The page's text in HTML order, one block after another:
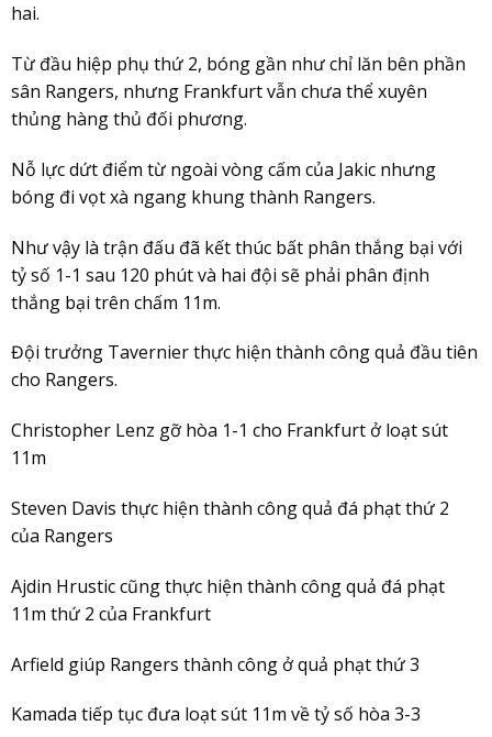
hai.
Từ đầu hiệp phụ thứ 2, bóng gần như chỉ lăn bên phần
sân Rangers, nhưng Frankfurt vẫn chưa thể xuyên
thủng hàng thủ đối phương.
Nỗ lực dứt điểm từ ngoài vòng cấm của Jakic nhưng
bóng đi vọt xà ngang khung thành Rangers.
Như vậy là trận đấu đã kết thúc bất phân thắng bại với
tỷ số 1-1 sau 120 phút và hai đội sẽ phải phân định
thắng bại trên chấm 11m.
Đội trưởng Tavernier thực hiện thành công quả đầu tiên
cho Rangers.
Christopher Lenz gỡ hòa 1-1 cho Frankfurt ở loạt sút
11m
Steven Davis thực hiện thành công quả đá phạt thứ 2
của Rangers
Ajdin Hrustic cũng thực hiện thành công quả đá phạt
11m thứ 2 của Frankfurt
Arfield giúp Rangers thành công ở quả phạt thứ 3
Kamada tiếp tục đưa loạt sút 11m về tỷ số hòa 3-3